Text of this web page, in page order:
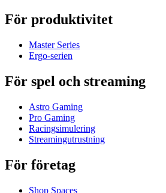
För produktivitet
Master Series
Ergo-serien
För spel och streaming
Astro Gaming
Pro Gaming
Racingsimulering
Streamingutrustning
För företag
Shop Spaces